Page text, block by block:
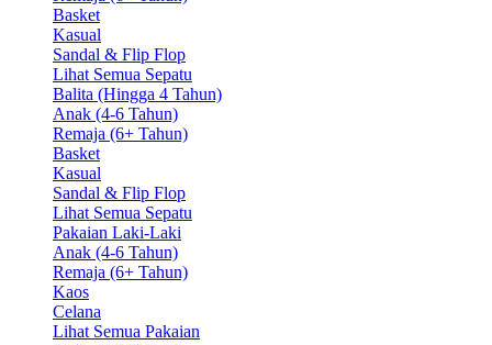
Basket
Kasual
Sandal & Flip Flop
Lihat Semua Sepatu
Balita (Hingga 4 Tahun)
Anak (4-6 Tahun)
Remaja (6+ Tahun)
Basket
Kasual
Sandal & Flip Flop
Lihat Semua Sepatu
Pakaian Laki-Laki
Anak (4-6 Tahun)
Remaja (6+ Tahun)
Kaos
Celana
Lihat Semua Pakaian